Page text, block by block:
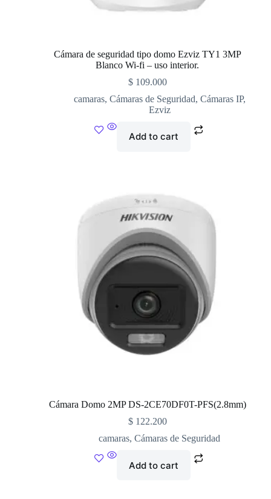
Cámara de seguridad tipo domo Ezviz TY1 3MP
Blanco Wi-fi – uso interior.
$109.000
camaras, Cámaras de Seguridad, Cámaras IP,
Ezviz
Add to cart
Cámara Domo 2MP DS-2CE70DF0T-PFS(2.8mm)
$122.200
camaras,Cámaras de Seguridad
Add to cart